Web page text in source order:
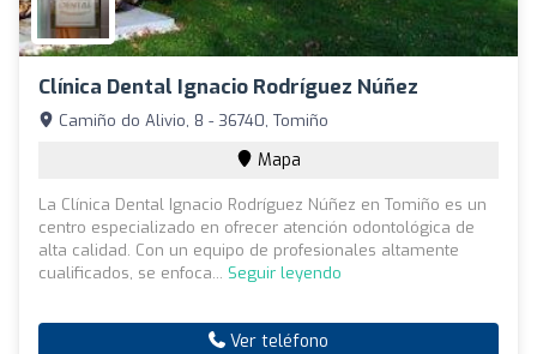
Clínica Dental Ignacio Rodríguez Núñez
Camiño do Alivio, 8 - 36740, Tomiño
Mapa
La Clínica Dental Ignacio Rodríguez Núñez en Tomiño es un
centro especializado en ofrecer atención odontológica de
alta calidad. Con un equipo de profesionales altamente
cualificados, se enfoca... Seguir leyendo
Ver teléfono